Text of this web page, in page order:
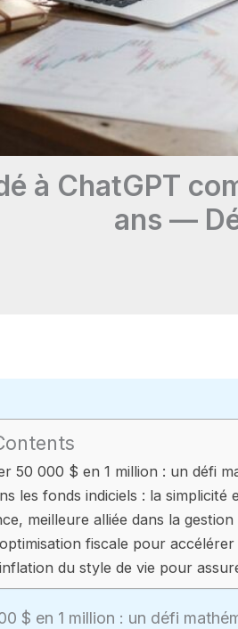
à ChatGPT
ans —
50 000 $ en 1 million : un défi
les fonds indiciels : la
meilleure alliée dans la
fiscale pour
du style de vie pour
$ en 1 million : un défi